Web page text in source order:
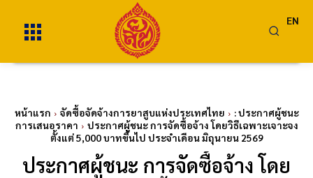
EN
หน้าแรก จัดซื้อจัดจ้างการยาสูบแห่งประเทศไทย
: ประกาศผู้ชนะ
การเสนอราคา
ประกาศผู้ชนะ การจัดซื้อจ้าง โดยวิธีเฉพาะเจาะจง
ตั้งแต่ 5,000 บาทขึ้นไป ประจำเดือน มิถุนายน 2569
ประกาศผู้ชนะ การจัดซื้อจ้าง โดย